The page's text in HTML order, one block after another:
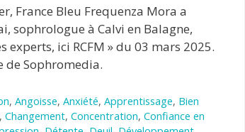
France Bleu Frequenza Mora a
sophrologue à Calvi en Balagne,
experts, ici RCFM » du 03 mars 2025.
de Sophromedia.
, Angoisse, Anxiété, Apprentissage, Bien
, Changement, Concentration, Confiance en